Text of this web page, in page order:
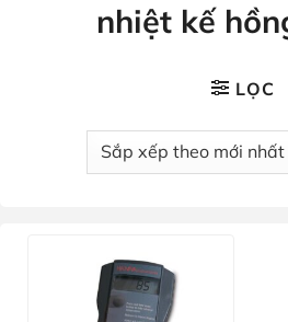
nhiệt kế
LỌC